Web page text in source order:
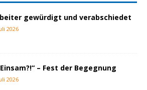
gewürdigt und verabschiedet
2026
– Fest der Begegnung
2026